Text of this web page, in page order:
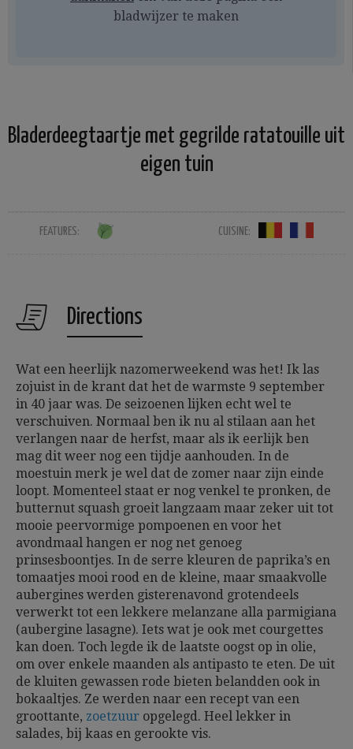
bladwijzer te maken
Bladerdeegtaartje met gegrilde ratatouille uit
eigen tuin
FEATURES: CUISINE:
Directions
Wat een heerlijk nazomerweekend was het! Ik las
zojuist in de krant dat het de warmste 9 september
in 40 jaar was. De seizoenen lijken echt wel te
verschuiven. Normaal ben ik nu al stilaan aan het
verlangen naar de herfst, maar als ik eerlijk ben
mag dit weer nog een tijdje aanhouden. In de
moestuin merk je wel dat de zomer naar zijn einde
loopt. Momenteel staat er nog venkel te pronken, de
butternut squash groeit langzaam maar zeker uit tot
mooie peervormige pompoenen en voor het
avondmaal hangen er nog net genoeg
prinsesboontjes. In de serre kleuren de paprika’s en
tomaatjes mooi rood en de kleine, maar smaakvolle
aubergines werden gisterenavond grotendeels
verwerkt tot een lekkere melanzane alla parmigiana
(aubergine lasagne). Iets wat je ook met courgettes
kan doen. Toch legde ik de laatste oogst op in olie,
om over enkele maanden als antipasto te eten. De uit
de kluiten gewassen rode bieten belandden ook in
bokaaltjes. Ze werden naar een recept van een
groottante, zoetzuur opgelegd. Heel lekker in
salades, bij kaas en gerookte vis.